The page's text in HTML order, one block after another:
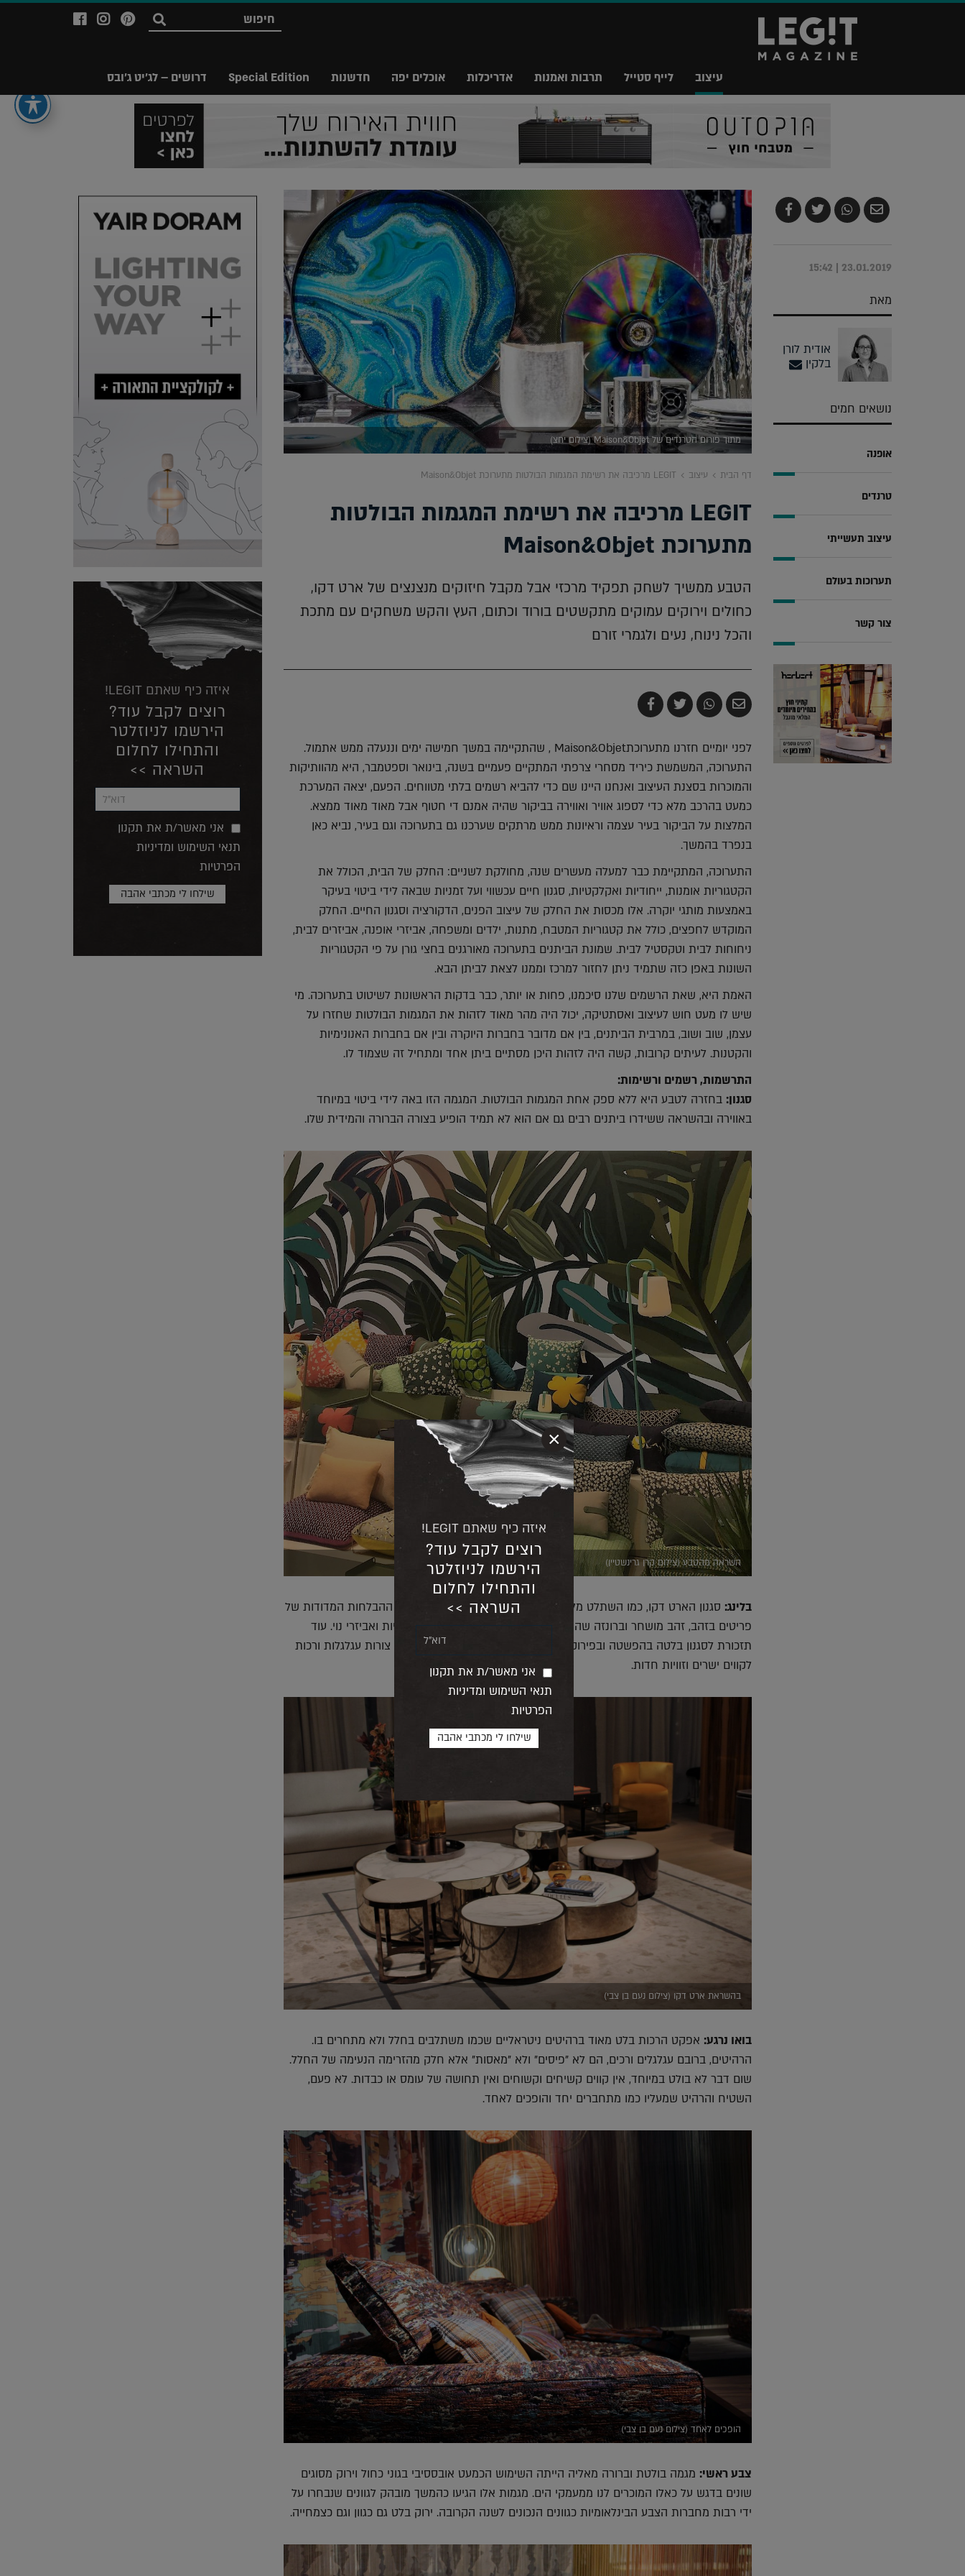
עיצוב לייף סטייל תרבות ואמנות אדריכלות אוכלים יפה חדשנות Special Edition דרושים – לג'יט ג'ובס
חפש
לעמוד
של
לעמוד
לג'יט
Legit
מתוך פורום הטרנדים של Maison&Objet (צילום יחצ)
דף הבית עיצוב LEGIT מרכיבה את רשימת המגמות הבולטות מתערוכת Maison&Objet
LEGIT מרכיבה את רשימת המגמות הבולטות
מתערוכת Maison&Objet
הטבע ממשיך לשחק תפקיד מרכזי אבל מקבל חיזוקים מנצנצים של ארט דקו,
כחולים וירוקים עמוקים מתקשטים בורוד וכתום, העץ והקש משחקים עם מתכת
והכל נינוח, נעים ולגמרי זורם
שלח
בדואר
שתף
ב-
צייץ
ב-
שתף
ב-
לפני יומיים חזרנו מתערוכתMaison&Objet , שהתקיימה במשך חמישה ימים וננעלה ממש אתמול.
התערוכה, המשמשת כיריד מסחרי צרפתי המתקיים פעמיים בשנה, בינואר וספטמבר, היא מהוותיקות
והמוכרות בסצנת העיצוב ואנחנו היינו שם כדי להביא רשמים בלתי מטווחים. הפעם, יצאה המערכת
כמעט בהרכב מלא כדי לספוג אוויר ואווירה בביקור שהיה אמנם די חטוף אבל מאוד מאוד ממצא.
המלצות על הביקור בעיר עצמה וראיונות ממש מרתקים שערכנו גם בתערוכה וגם בעיר, נביא כאן
בנפרד בהמשך.
התערוכה, המתקיימת כבר למעלה מעשרים שנה, מחולקת לשניים: החלק של הבית, הכולל את
הקטגוריות אומנות, ייחודיות ואקלקטיות, סגנון חיים עכשווי ועל זמניות שבאה לידי ביטוי בעיקר
באמצעות מותגי יוקרה. אלו מכסות את החלק של עיצוב הפנים, הדקורציה וסגנון החיים. החלק
המוקדש לחפצים, כולל את קטגוריות המטבח, מתנות, ילדים ומשפחה, אביזרי אופנה, אביזרים לבית,
ניחוחות לבית וטקסטיל לבית. שמונת הביתנים בתערוכה מאורגנים בחצי גורן על פי הקטגוריות
השונות באפן כזה שתמיד ניתן לחזור למרכז וממנו לצאת לביתן הבא.
האמת היא, שאת הרשמים שלנו סיכמנו, פחות או יותר, כבר בדקות הראשונות לשיטוט בתערוכה. מי
שיש לו מעט חוש לעיצוב ואסתטיקה, יכול היה מהר מאוד לזהות את המגמות הבולטות שחזרו על
עצמן, שוב ושוב, במרבית הביתנים, בין אם מדובר בחברות היוקרה ובין אם בחברות האנונימיות
והקטנות. לעיתים קרובות, קשה היה לזהות היכן מסתיים ביתן אחד ומתחיל זה שצמוד לו.
התרשמות, רשמים ורשימות:
סגנון: בחזרה לטבע היא ללא ספק אחת המגמות הבולטות. המגמה הזו באה לידי ביטוי במיוחד
באווירה ובהשראה ששידרו ביתנים רבים גם אם הוא לא תמיד הופיע בצורה הברורה והמידית שלו.
השראה מהטבע (צילום קרן גרינשטיין)
בלינג: סגנון הארט דקו, כמו השתלט מלמעלה על רבים מביתנים בעיקר בזכות ההבלחות המדודות של
פריטים בזהב, זהב מושחר וברונזה שהופיעו באביזרים כמו מראות, מסגרות, ידיות ואביזרי נוי. עוד
תזכורת לסגנון בלטה בהפשטה ובפירוק של אלמנטים גיאומטריים ששילבה בין צורות עגלגלות ורכות
לקווים ישרים וזוויות חדות.
בהשראת ארט דקו (צילום נעם בן צבי)
בואו נרגע: אפקט הרכות בלט מאוד ברהיטים ניטראליים שכמו משתלבים בחלל ולא מתחרים בו.
הרהיטים, ברובם עגלגלים ורכים, הם לא "פיסים" ולא "מאסות" אלא חלק מהזרימה הנעימה של החלל.
שום דבר לא בולט במיוחד, אין קווים קשיחים וקשוחים ואין תחושה של עומס או כבדות. לא פעם,
השטיח והרהיט שמעליו כמו מתחברים יחד והופכים לאחד.
הופכים לאחד (צילום נעם בן צבי)
צבע ראשי: מגמה בולטת וברורה מאליה הייתה השימוש הכמעט אובססיבי בגוני כחול וירוק מסוגים
שונים בדגש על כאלו המוכרים לנו ממעמקי הים. מגמות אלו הגיעו כהמשך מובהק לגוונים שנבחרו על
ידי רבות מחברות הצבע הבינלאומיות כגוונים הנכונים לשנה הקרובה. ירוק בלט גם כגוון וגם כצמחייה.
שלח
בדואר
שתף
ב-
צייץ
ב-
שתף
ב-
Facebook
23.01.2019 | 15:42
מאת
אודית לורן
בלקין
נושאים חמים
אופנה
טרנדים
עיצוב תעשייתי
תערוכות בעולם
צור קשר
איזה כיף שאתם LEGIT!
רוצים לקבל עוד?
הירשמו לניוזלטר
והתחילו לחלום
השראה >>
אני מאשר/ת את תקנון
תנאי השימוש ומדיניות
הפרטיות
איזה כיף שאתם LEGIT!
רוצים לקבל עוד?
הירשמו לניוזלטר
והתחילו לחלום
השראה >>
אני מאשר/ת את תקנון
תנאי השימוש ומדיניות
הפרטיות
×